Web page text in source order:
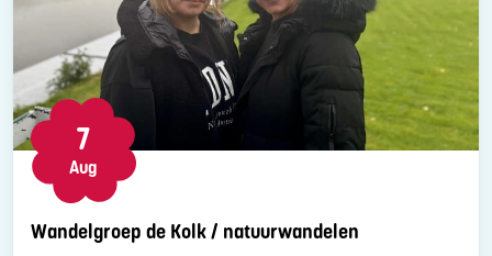
Wandelgroep de Kolk / natuurwandelen
7
Aug